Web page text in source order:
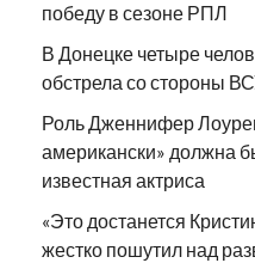
победу в сезоне РПЛ
В Донецке четыре
обстрела со стороны
Роль Дженнифер
американски» должна
известная актриса
«Это достанется
жестко пошутил над